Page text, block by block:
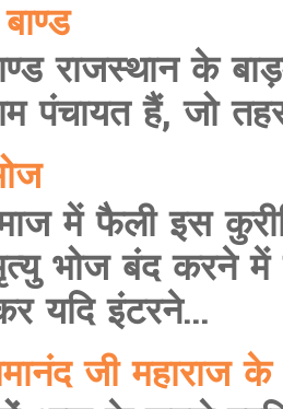
राजस्थान के
पंचायत हैं, जो
में फैली इस
भोज बंद करने में
यदि इंटरने...
जी महाराज के